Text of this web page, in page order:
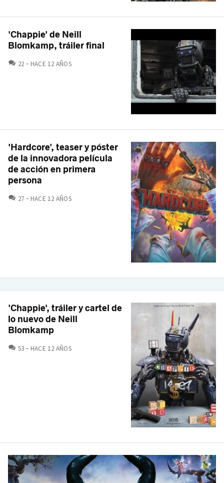
'Chappie' de Neill
Blomkamp, tráiler final
22 COMENTARIOS
HACE 12 AÑOS
'Hardcore', teaser y póster
de la innovadora película
de acción en primera
persona
27 COMENTARIOS
HACE 12 AÑOS
'Chappie', tráiler y cartel de
lo nuevo de Neill
Blomkamp
53 COMENTARIOS
HACE 12 AÑOS